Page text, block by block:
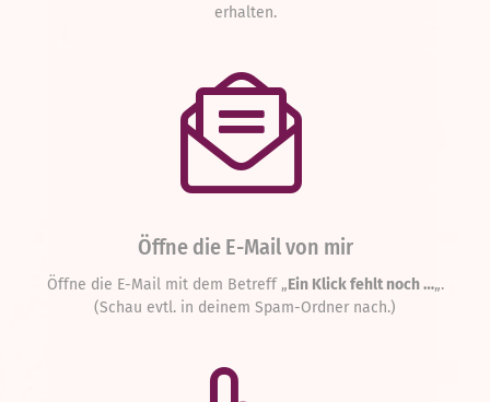
erhalten.
Öffne die E-Mail von mir
Öffne die E-Mail mit dem Betreff „Ein Klick fehlt noch …„.
(Schau evtl. in deinem Spam-Ordner nach.)